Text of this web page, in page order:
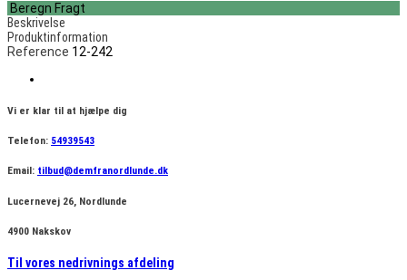
Beregn Fragt
Beskrivelse
Produktinformation
Reference 12-242
Vi er klar til at hjælpe dig
Telefon: 54939543
Email: tilbud@demfranordlunde.dk
Lucernevej 26, Nordlunde
4900 Nakskov
Til vores nedrivnings afdeling